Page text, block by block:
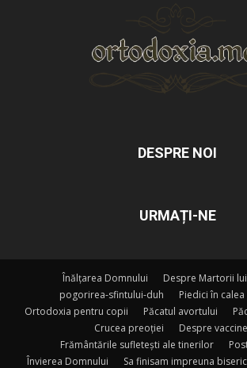
DESPRE NOI
URMAȚI-NE
Înălțarea Domnului
Despre Martorii
pogorirea-sfintului-duh
Piedici în
Ortodoxia pentru copii
Păcatul avortului
Crucea preoției
Despre vaccine
Frământările sufletești ale tinerilor
Învierea Domnului
Sa finisam impreuna